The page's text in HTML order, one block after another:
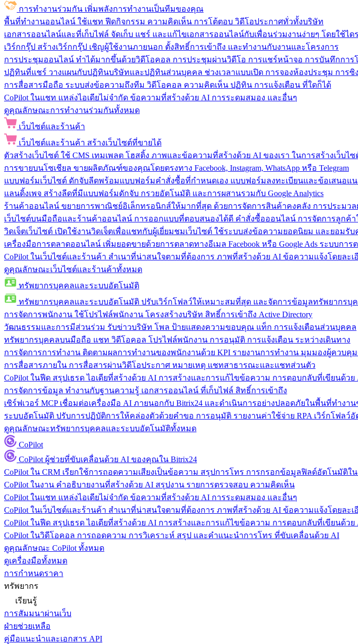
การทำงานร่วมกัน เพิ่มพลังการทำงานเป็นทีมของคุณ
พื้นที่ทำงานออนไลน์ ใช้แชท ฟีดกิจกรรม ความคิดเห็น การโต้ตอบ วิดีโอประกาศทั่วทั้งบริษัท
เอกสารออนไลน์และที่เก็บไฟล์ จัดเก็บ แชร์ และแก้ไขเอกสารออนไลน์กับเพื่อนร่วมงานง่ายๆ โดยใช้ไ
เวิร์กกรุ๊ป สร้างเวิร์กกรุ๊ป เชิญผู้ใช้งานภายนอก ตั้งสิทธิ์การเข้าถึง และทำงานกับงานและโครงการ
การประชุมออนไลน์ ทำได้มากขึ้นด้วยวิดีโอคอล การประชุมผ่านวิดีโอ การแชร์หน้าจอ การบันทึกการ
ปฏิทินที่แชร์ วางแผนกับปฏิทินบริษัทและปฏิทินส่วนบุคคล ช่วงเวลาแบบเปิด การจองห้องประชุม การ
การสื่อสารมือถือ ระบบส่งข้อความถึงทีม วิดีโอคอล ความคิดเห็น ปฏิทิน การแจ้งเตือน ที่ใดก็ได้
CoPilot ในแชท แหล่งไอเดียไม่จำกัด ข้อความที่สร้างด้วย AI การระดมสมอง และอื่นๆ
ดูคุณลักษณะการทำงานร่วมกันทั้งหมด
เว็บไซต์และร้านค้า
เว็บไซต์และร้านค้า สร้างเว็บไซต์ที่ขายได้
ตัวสร้างเว็บไซต์ ใช้ CMS เทมเพลต โฮสติ้ง ภาพและข้อความที่สร้างด้วย AI ของเรา ในการสร้างเว็บไซ
การขายบนโซเชียล ขายผลิตภัณฑ์ของคุณโดยตรงทาง Facebook, Instagram, WhatsApp หรือ Telegram
แบบฟอร์มเว็บไซต์ ดักจับลีดพร้อมแบบฟอร์มคำสั่งซื้อที่กำหนดเอง แบบฟอร์มลงทะเบียนและข้อเสนอแ
แลนดิ้งเพจ สร้างลีดที่มีแบบฟอร์มดักจับ กรวยอัตโนมัติ และการผสานรวมกับ Google Analytics
ร้านค้าออนไลน์ ขยายการพาณิชย์อิเล็กทรอนิกส์ให้มากที่สุด ด้วยการจัดการสินค้าคงคลัง การประมว
เว็บไซต์บนมือถือและร้านค้าออนไลน์ การออกแบบที่ตอบสนองได้ดี คำสั่งซื้อออนไลน์ การจัดการลูกค้
วิดเจ็ตเว็บไซต์ เปิดใช้งานวิดเจ็ตเพื่อแชทกับผู้เยี่ยมชมเว็บไซต์ ใช้ระบบส่งข้อความยอดนิยม และยอมรั
เครื่องมือการตลาดออนไลน์ เพิ่มยอดขายด้วยการตลาดทางอีเมล Facebook หรือ Google Ads ระบบก
CoPilot ในเว็บไซต์และร้านค้า สำเนาที่น่าสนใจตามที่ต้องการ ภาพที่สร้างด้วย AI ข้อความแจ้งโดยละ
ดูคุณลักษณะเว็บไซต์และร้านค้าทั้งหมด
ทรัพยากรบุคคลและระบบอัตโนมัติ
ทรัพยากรบุคคลและระบบอัตโนมัติ ปรับเวิร์กโฟลว์ให้เหมาะสมที่สุด และจัดการข้อมูลทรัพยากรบุ
การจัดการพนักงาน ใช้โปรไฟล์พนักงาน โครงสร้างบริษัท สิทธิ์การเข้าถึง Active Directory
วัฒนธรรมและการมีส่วนร่วม รับข่าวบริษัท โพล ป้ายแสดงความขอบคุณ แท็ก การแจ้งเตือนส่วนบุคคล
ทรัพยากรบุคคลบนมือถือ แชท วิดีโอคอล โปรไฟล์พนักงาน การอนุมัติ การแจ้งเตือน ระหว่างเดินทาง
การจัดการการทำงาน ติดตามผลการทำงานของพนักงานด้วย KPI รายงานการทำงาน มุมมองผู้ควบคุ
การสื่อสารภายใน การสื่อสารผ่านวิดีโอประกาศ หมายเหตุ แชทสาธารณะและแชทส่วนตัว
CoPilot ในฟีด สรุปเธรด ไอเดียที่สร้างด้วย AI การสร้างและการแก้ไขข้อความ การตอบกลับที่เขียนด้ว
การจัดการข้อมูล ทำงานกับฐานความรู้ เอกสารออนไลน์ ที่เก็บไฟล์ สิทธิ์การเข้าถึง
เซิร์ฟเวอร์ MCP เชื่อมต่อเครื่องมือ AI ภายนอกกับ Bitrix24 และดำเนินการอย่างปลอดภัยในพื้นที่ทำงา
ระบบอัตโนมัติ ปรับการปฏิบัติการให้คล่องตัวด้วยคำขอ การอนุมัติ รายงานค่าใช้จ่าย RPA เวิร์กโฟลว์
ดูคุณลักษณะทรัพยากรบุคคลและระบบอัตโนมัติทั้งหมด
CoPilot
CoPilot ผู้ช่วยที่ขับเคลื่อนด้วย AI ของคุณใน Bitrix24
CoPilot ใน CRM เรียกใช้การถอดความเสียงเป็นข้อความ สรุปการโทร การกรอกข้อมูลฟิลด์อัตโนมัติใ
CoPilot ในงาน คำอธิบายงานที่สร้างด้วย AI สรุปงาน รายการตรวจสอบ ความคิดเห็น
CoPilot ในแชท แหล่งไอเดียไม่จำกัด ข้อความที่สร้างด้วย AI การระดมสมอง และอื่นๆ
CoPilot ในเว็บไซต์และร้านค้า สำเนาที่น่าสนใจตามที่ต้องการ ภาพที่สร้างด้วย AI ข้อความแจ้งโดยละ
CoPilot ในฟีด สรุปเธรด ไอเดียที่สร้างด้วย AI การสร้างและการแก้ไขข้อความ การตอบกลับที่เขียนด้ว
CoPilot ในวิดีโอคอล การถอดความ การวิเคราะห์ สรุป และคำแนะนำการโทร ที่ขับเคลื่อนด้วย AI
ดูคุณลักษณะ CoPilot ทั้งหมด
ดูเครื่องมือทั้งหมด
การกำหนดราคา
ทรัพยากร
เรียนรู้
การสัมมนาผ่านเว็บ
ฝ่ายช่วยเหลือ
คู่มือแนะนำและเอกสาร API